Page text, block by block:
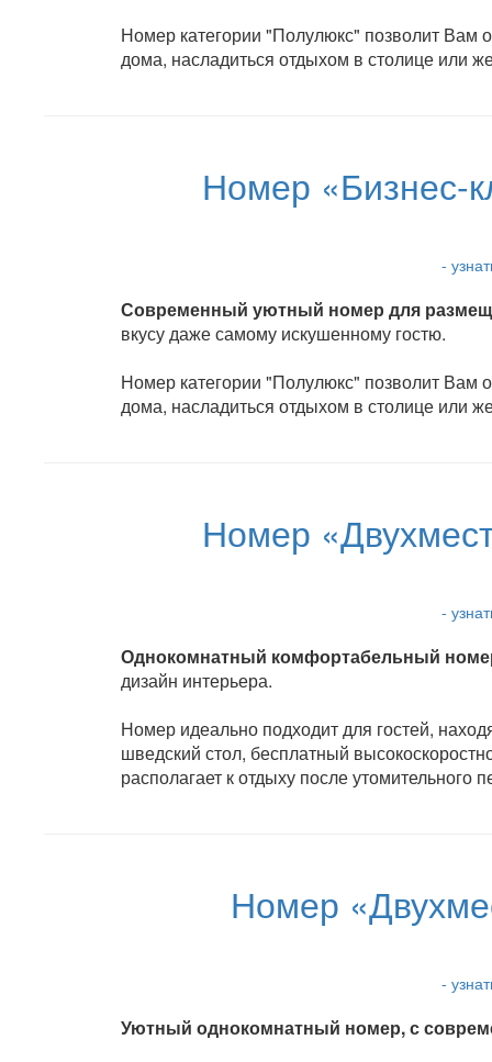
Номер категории "Полулюкс" позволит Вам
дома, насладиться отдыхом в столице или
Номер «Бизнес-
-
Современный уютный номер для
вкусу даже самому искушенному гостю.
Номер категории "Полулюкс" позволит Вам
дома, насладиться отдыхом в столице или
Номер
-
Однокомнатный комфортабельный
дизайн интерьера.
Номер идеально подходит для гостей,
шведский стол, бесплатный
располагает к отдыху после
Номер
-
Уютный однокомнатный номер, с